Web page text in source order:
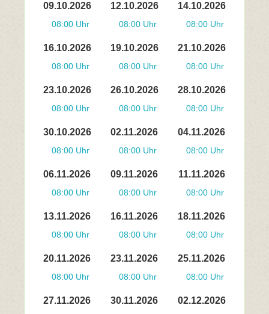
09.10.2026
08:00 Uhr
12.10.2026
08:00 Uhr
14.10.2026
08:00 Uhr
16.10.2026
08:00 Uhr
19.10.2026
08:00 Uhr
21.10.2026
08:00 Uhr
23.10.2026
08:00 Uhr
26.10.2026
08:00 Uhr
28.10.2026
08:00 Uhr
30.10.2026
08:00 Uhr
02.11.2026
08:00 Uhr
04.11.2026
08:00 Uhr
06.11.2026
08:00 Uhr
09.11.2026
08:00 Uhr
11.11.2026
08:00 Uhr
13.11.2026
08:00 Uhr
16.11.2026
08:00 Uhr
18.11.2026
08:00 Uhr
20.11.2026
08:00 Uhr
23.11.2026
08:00 Uhr
25.11.2026
08:00 Uhr
27.11.2026 30.11.2026 02.12.2026